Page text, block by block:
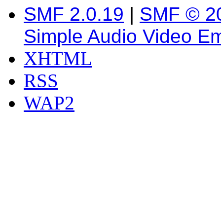
SMF 2.0.19 | SMF ©
Simple Audio Video
XHTML
RSS
WAP2